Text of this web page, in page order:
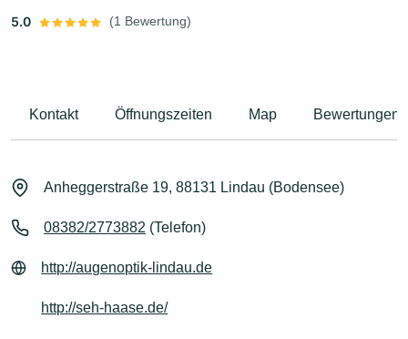
5.0 (1 Bewertung)
Kontakt Öffnungszeiten Map Bewertungen
Anheggerstraße 19, 88131 Lindau (Bodensee)
08382/2773882 (Telefon)
http://augenoptik-lindau.de
http://seh-haase.de/